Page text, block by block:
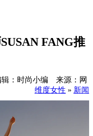
FANG推
辑：时尚小编 来源：网
维度女性 » 新闻